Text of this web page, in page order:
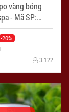
vàng bóng
SP:
-20%
3.122